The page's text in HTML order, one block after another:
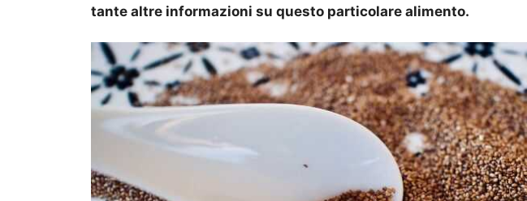
tante altre informazioni su questo particolare alimento.